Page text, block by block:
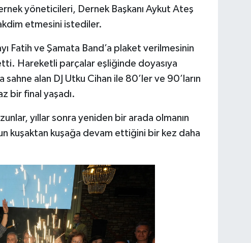
yöneticileri, Dernek Başkanı Aykut Ateş
etmesini istediler.
Fatih ve Şamata Band’a plaket verilmesinin
Hareketli parçalar eşliğinde doyasıya
alan DJ Utku Cihan ile 80’ler ve 90’ların
bir final yaşadı.
yıllar sonra yeniden bir arada olmanın
kuşaktan kuşağa devam ettiğini bir kez daha